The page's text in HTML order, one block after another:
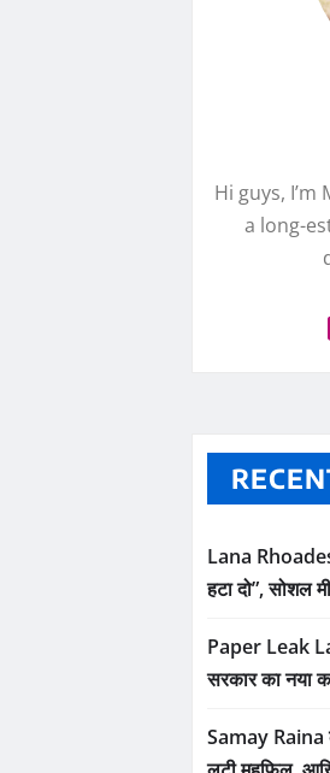
Hi guys,
a long-
Lana Rhoades
हटा दो”, सोशल
Paper Leak
सरकार का नया
Samay